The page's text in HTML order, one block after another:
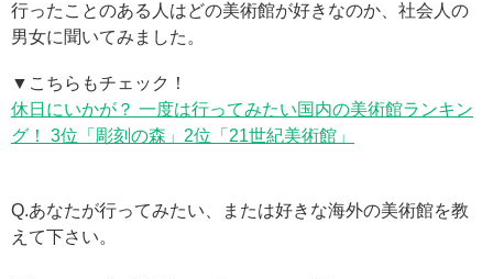
行ったことのある人はどの美術館が好きなのか、社会人の
男女に聞いてみました。
▼こちらもチェック！
休日にいかが？ 一度は行ってみたい国内の美術館ランキン
グ！ 3位「彫刻の森」2位「21世紀美術館」
Q.あなたが行ってみたい、または好きな海外の美術館を教
えて下さい。